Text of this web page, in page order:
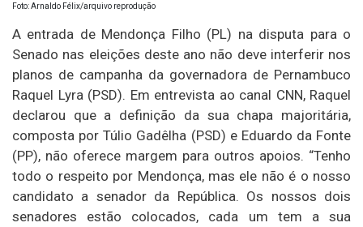
Foto: Arnaldo Félix/arquivo reprodução
A entrada de Mendonça Filho (PL) na disputa para o
Senado nas eleições deste ano não deve interferir nos
planos de campanha da governadora de Pernambuco
Raquel Lyra (PSD). Em entrevista ao canal CNN, Raquel
declarou que a definição da sua chapa majoritária,
composta por Túlio Gadêlha (PSD) e Eduardo da Fonte
(PP), não oferece margem para outros apoios. “Tenho
todo o respeito por Mendonça, mas ele não é o nosso
candidato a senador da República. Os nossos dois
senadores estão colocados, cada um tem a sua